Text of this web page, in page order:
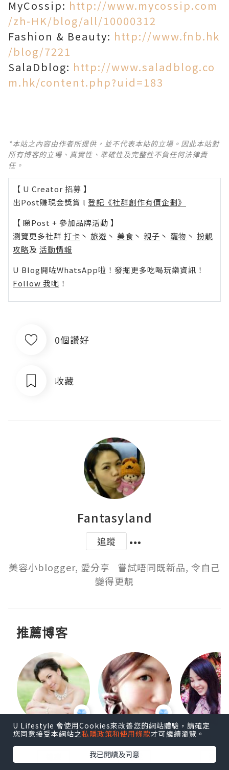
MyCossip: http://www.mycossip.com
/zh-HK/blog/all/10000312
Fashion & Beauty: http://www.fnb.hk
/blog/7221
SalaDblog: http://www.saladblog.co
m.hk/content.php?uid=183
*本站之內容由作者所提供，並不代表本站的立場。因此本站對
所有博客的立場、真實性、準確性及完整性不負任何法律責
任。
【 U Creator 招募 】
出Post賺現金獎賞 l 登記《社群創作有價企劃》
【 睇Post + 參加品牌活動 】
瀏覽更多社群 打卡 丶 旅遊 丶 美食 丶 親子 丶 寵物 丶 扮靚
攻略及 活動情報
U Blog開咗WhatsApp啦！發掘更多吃喝玩樂資訊！
Follow 我哋 ！
0個讚好
收藏
Fantasyland
追蹤
美容小blogger, 愛分享   嘗試唔同既新品, 令自己
變得更靚
推薦博客
Amy Ng ♥Eunice♥
追蹤
U Lifestyle 會使用Cookies來改善您的網站體驗，請確定
您同意接受本網站之私隱政策和使用條款才可繼續瀏覽。
我已閱讀及同意